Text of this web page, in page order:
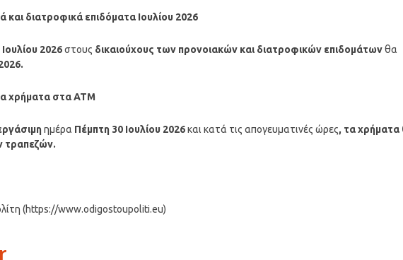
και διατροφικά επιδόματα Ιουλίου 2026
Ιουλίου 2026στους δικαιούχους των προνοιακών και διατροφικών επιδομάτωνθα
χρήματα στα ΑΤΜ
ημέρα Πέμπτη 30 Ιουλίου 2026και κατά τις απογευματινές ώρες, τα χρήματα
τραπεζών.
(https://www.odigostoupoliti.eu)